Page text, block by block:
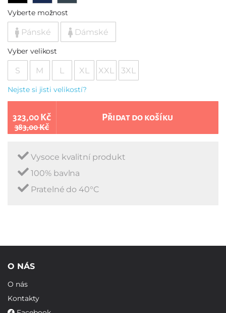
Vyberte možnost
Pánské Dámské
Vyber velikost
S M L XL XXL 3XL
Nejste si jisti velikostí?
323,00 Kč
383,00 Kč
Přidat do košíku
Vysoce kvalitní produkt
100% bavlna
Pratelné do 40°C
O NÁS
O nás
Kontakty